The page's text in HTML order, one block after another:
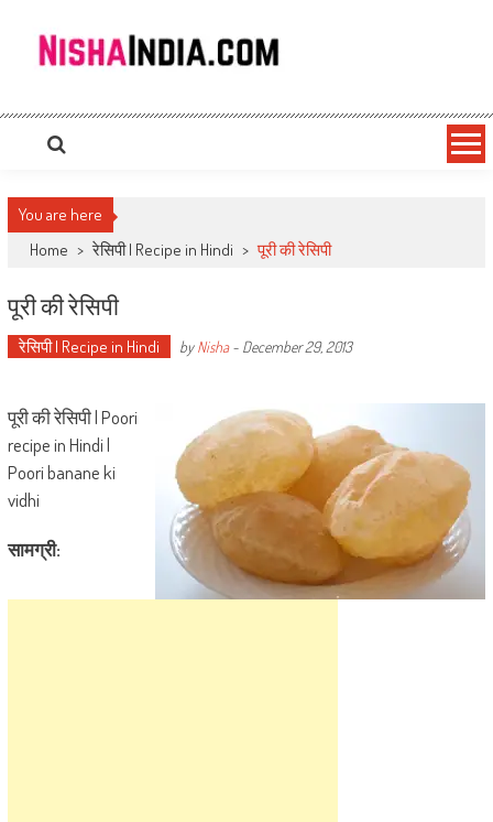
Nishaindia.com
You are here
Home > रेसिपी | Recipe in Hindi > पूरी की रेसिपी
पूरी की रेसिपी
रेसिपी | Recipe in Hindi byNisha- December 29, 2013
पूरी की रेसिपी | Poori
recipe in Hindi |
Poori banane ki
vidhi
सामग्री: